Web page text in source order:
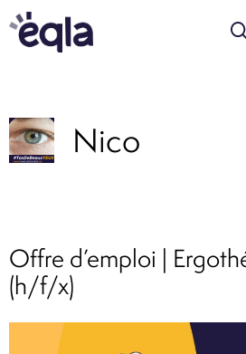
Nico
Offre d’emploi |
(h/f/x)